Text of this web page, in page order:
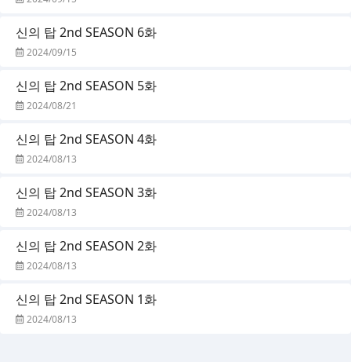
신의 탑 2nd SEASON 6화
2024/09/15
신의 탑 2nd SEASON 5화
2024/08/21
신의 탑 2nd SEASON 4화
2024/08/13
신의 탑 2nd SEASON 3화
2024/08/13
신의 탑 2nd SEASON 2화
2024/08/13
신의 탑 2nd SEASON 1화
2024/08/13